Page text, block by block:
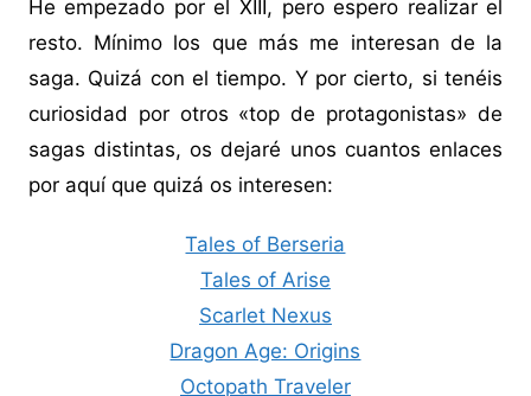
He empezado por el XIII, pero espero realizar el
resto. Mínimo los que más me interesan de la
saga. Quizá con el tiempo. Y por cierto, si tenéis
curiosidad por otros «top de protagonistas» de
sagas distintas, os dejaré unos cuantos enlaces
por aquí que quizá os interesen:
Tales of Berseria
Tales of Arise
Scarlet Nexus
Dragon Age: Origins
Octopath Traveler